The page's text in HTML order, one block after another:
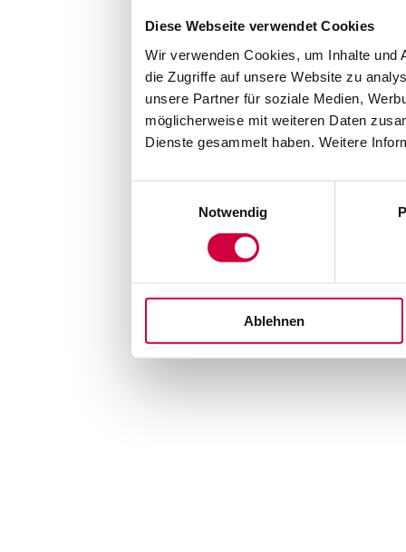
Diese Webseite verwendet Cookies
Wir verwenden Cookies, um Inhalte und
die Zugriffe auf unsere Website zu
unsere Partner für soziale Medien,
möglicherweise mit weiteren Daten
Dienste gesammelt haben. Weitere
Notwendig
Ablehnen